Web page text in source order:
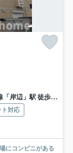
岸辺」駅 徒歩9分
ト対応
にコンビニがある